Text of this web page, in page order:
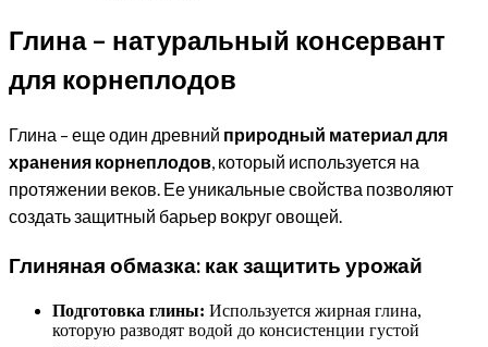
Глина – натуральный консервант
для корнеплодов
Глина – еще один древний природный материал для
хранения корнеплодов, который используется на
протяжении веков. Ее уникальные свойства позволяют
создать защитный барьер вокруг овощей.
Глиняная обмазка: как защитить урожай
Подготовка глины: Используется жирная глина,
которую разводят водой до консистенции густой